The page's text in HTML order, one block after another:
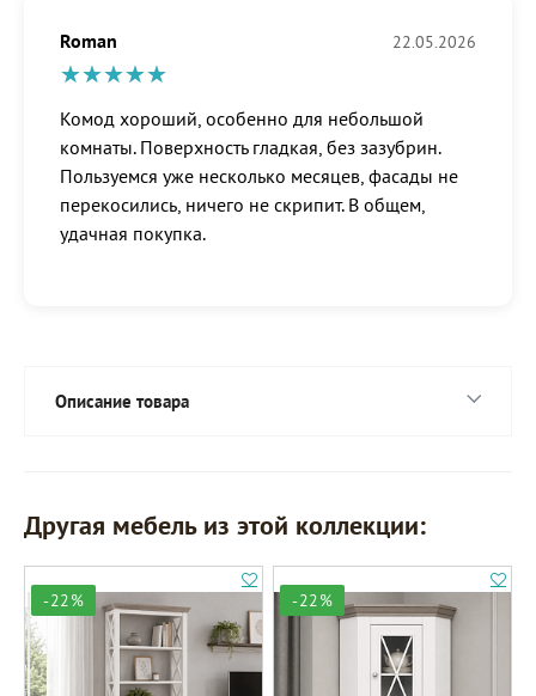
Roman 22.05.2026
Комод хороший, особенно для небольшой
комнаты. Поверхность гладкая, без зазубрин.
Пользуемся уже несколько месяцев, фасады не
перекосились, ничего не скрипит. В общем,
удачная покупка.
Описание товара
Другая мебель из этой коллекции:
-22% -22%